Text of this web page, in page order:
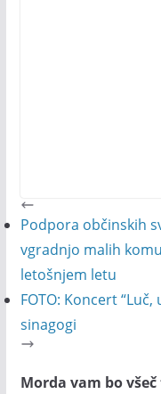
Podpora občinskih
vgradnjo malih
letošnjem letu
FOTO: Koncert
sinagogi
Morda vam bo